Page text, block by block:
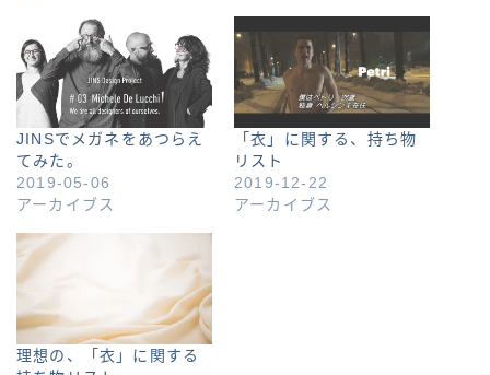
JINSでメガネをあつらえ
てみた。
2019-05-06
アーカイブス
「衣」に関する、持ち物
リスト
2019-12-22
アーカイブス
理想の、「衣」に関する